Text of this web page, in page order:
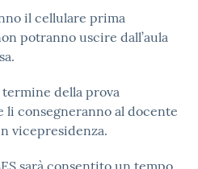
il cellulare prima
potranno uscire dall’aula
della prova
consegneranno al docente
vicepresidenza.
sarà consentito un tempo